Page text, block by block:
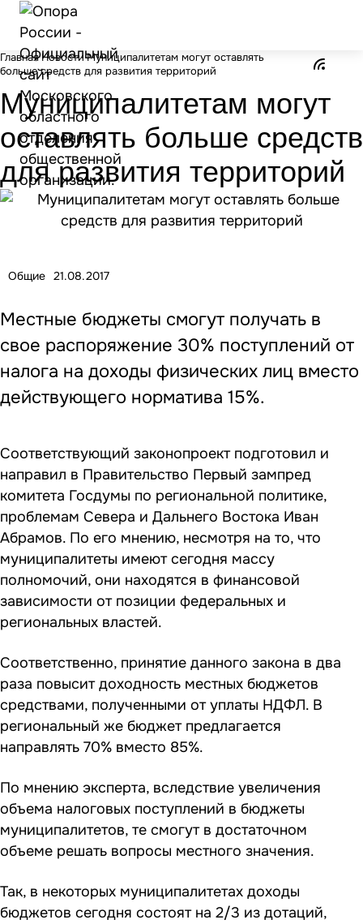
Главная Новости Муниципалитетам могут оставлять
больше средств для развития территорий
Муниципалитетам могут
оставлять больше средств
для развития территорий
Общие 21.08.2017
Местные бюджеты смогут получать в
свое распоряжение 30% поступлений от
налога на доходы физических лиц вместо
действующего норматива 15%.
Соответствующий законопроект подготовил и
направил в Правительство Первый зампред
комитета Госдумы по региональной политике,
проблемам Севера и Дальнего Востока Иван
Абрамов. По его мнению, несмотря на то, что
муниципалитеты имеют сегодня массу
полномочий, они находятся в финансовой
зависимости от позиции федеральных и
региональных властей.
Соответственно, принятие данного закона в два
раза повысит доходность местных бюджетов
средствами, полученными от уплаты НДФЛ. В
региональный же бюджет предлагается
направлять 70% вместо 85%.
По мнению эксперта, вследствие увеличения
объема налоговых поступлений в бюджеты
муниципалитетов, те смогут в достаточном
объеме решать вопросы местного значения.
Так, в некоторых муниципалитетах доходы
бюджетов сегодня состоят на 2/3 из дотаций,